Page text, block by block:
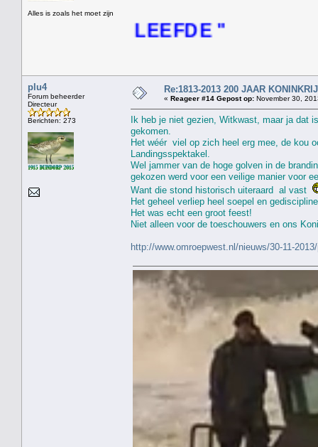
Alles is zoals het moet zijn
LEEFDE "
plu4
Forum beheerder
Directeur
Berichten: 273
Re:1813-2013 200 JAAR
« Reageer #14 Gepost op: November 30,
Ik heb je niet gezien, Witkwast, maar ja dat
gekomen.
Het wéér viel op zich heel erg mee, de kou
Landingsspektakel.
Wel jammer van de hoge golven in de
gekozen werd voor een veilige manier voor
Want die stond historisch uiteraard al vast
Het geheel verliep heel soepel en
Het was echt een groot feest!
Niet alleen voor de toeschouwers en ons
http://www.omroepwest.nl/nieuws/30-11-